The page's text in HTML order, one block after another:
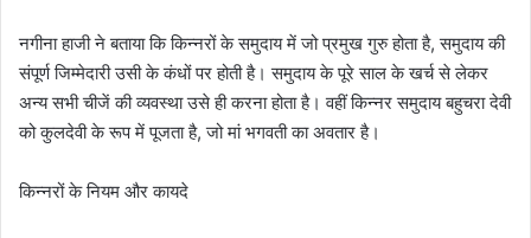
नगीना हाजी ने बताया कि किन्नरों के समुदाय में जो प्रमुख गुरु होता है, समुदाय की
संपूर्ण जिम्मेदारी उसी के कंधों पर होती है। समुदाय के पूरे साल के खर्च से लेकर
अन्य सभी चीजें की व्यवस्था उसे ही करना होता है। वहीं किन्नर समुदाय बहुचरा देवी
को कुलदेवी के रूप में पूजता है, जो मां भगवती का अवतार है।
किन्नरों के नियम और कायदे